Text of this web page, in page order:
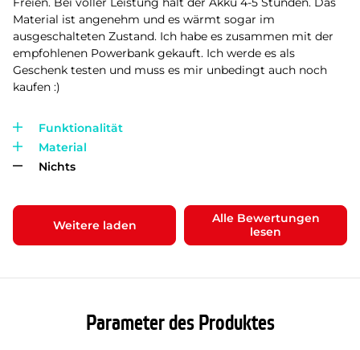
Material ist angenehm und es wärmt sogar im
ausgeschalteten Zustand. Ich habe es zusammen mit der
empfohlenen Powerbank gekauft. Ich werde es als
Geschenk testen und muss es mir unbedingt auch noch
kaufen :)
Funktionalität
Material
Nichts
Weitere laden
Alle Bewertungen
lesen
Parameter des Produktes